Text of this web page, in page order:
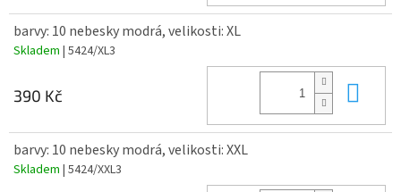
barvy: 10 nebesky modrá, velikosti: XL
Skladem | 5424/XL3
390 Kč
barvy: 10 nebesky modrá, velikosti: XXL
Skladem | 5424/XXL3